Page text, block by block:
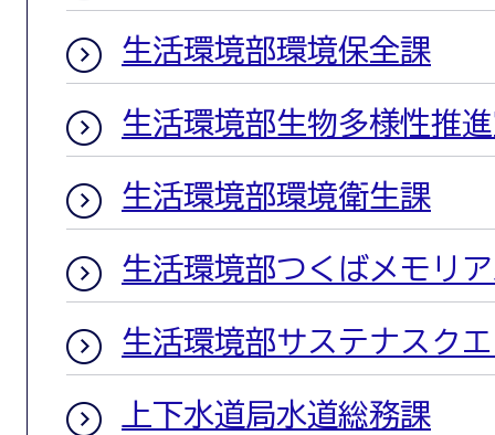
生活環境部環境保全課
生活環境部生物多様性推
生活環境部環境衛生課
生活環境部つくばメモリ
生活環境部サステナスク
上下水道局水道総務課